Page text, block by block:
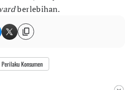
berlebihan.
Perilaku Konsumen